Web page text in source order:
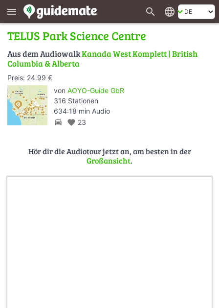
menu search language
TELUS Park Science Centre
Aus dem AudiowalkKanada West Komplett | British
Columbia & Alberta
Preis: 24.99 €
von AOYO-Guide GbR
316 Stationen
634:18 min Audio
directions_car favorite 23
Hör dir die Audiotour jetzt an, am besten in der
Großansicht.